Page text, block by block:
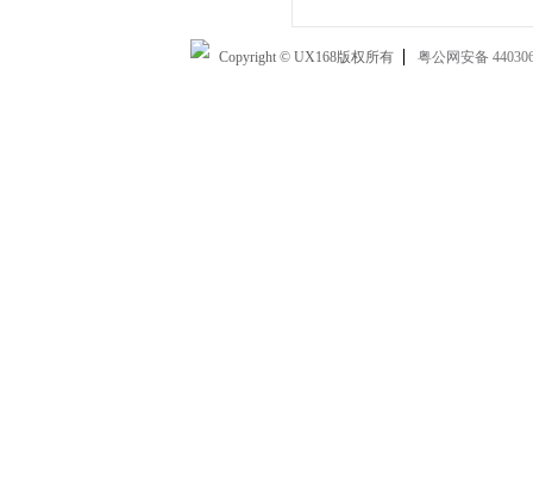
Copyright © UX168版权所有 粤公网安备